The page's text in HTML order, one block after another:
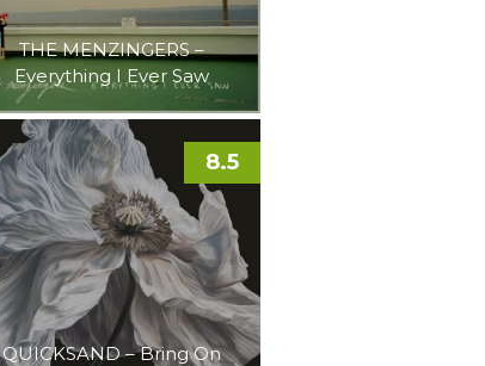
THE MENZINGERS –
Everything I Ever Saw
QUICKSAND – Bring On
8.5